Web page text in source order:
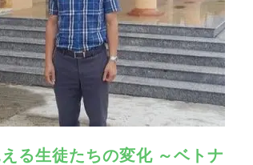
る生徒たちの変化 ～ベトナ